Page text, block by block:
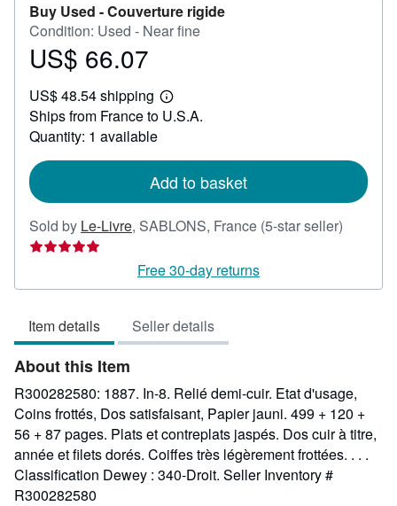
Buy Used -Couverture rigide
Condition: Used - Near fine
Price
66.07
US$ 66.07
US$ 48.54 shipping
Learn
more
Ships from France to U.S.A.
Quantity: 1 available
Add to basket
Sold by Le-Livre, SABLONS, France (5-star seller)
out
Free 30-day returns
Item details Seller details
About this Item
R300282580: 1887. In-8. Relié demi-cuir. Etat d'usage,
Coins frottés, Dos satisfaisant, Papier jauni. 499 + 120 +
56 + 87 pages. Plats et contreplats jaspés. Dos cuir à titre,
année et filets dorés. Coiffes très légèrement frottées. . . .
Classification Dewey : 340-Droit. Seller Inventory #
R300282580